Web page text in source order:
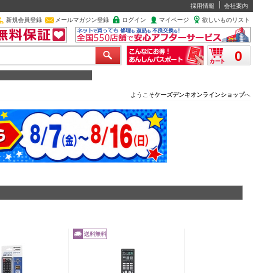
採用情報
会社案内
新規会員登録 メールマガジン登録 ログイン マイページ 欲しいものリスト
0
ようこそケーズデンキオンラインショップへ